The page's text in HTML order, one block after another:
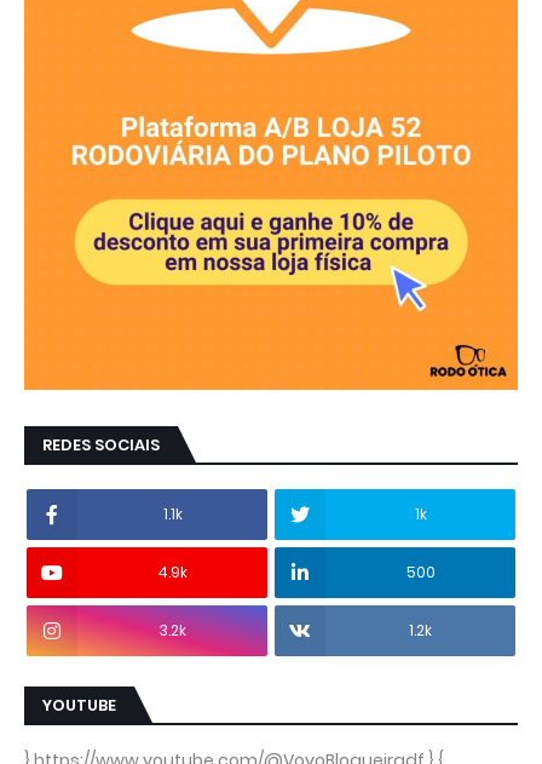
REDES SOCIAIS
1.1k 1k
4.9k 500
3.2k 1.2k
YOUTUBE